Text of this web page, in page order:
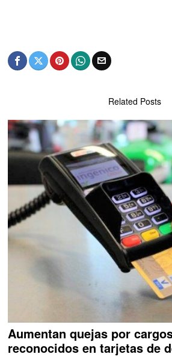
Related Posts
Aumentan quejas por
reconocidos en tarjetas de